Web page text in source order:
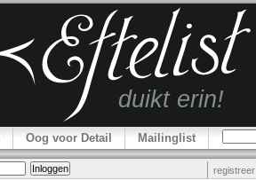
Oog voor Detail Mailinglist
registreer